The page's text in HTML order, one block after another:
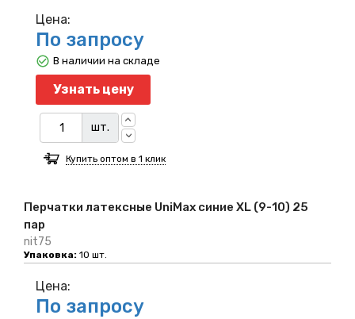
Перчатки латексные UniMax синие XL (9-10) 25
пар
nit75
Упаковка: 10 шт.
Цена:
По запросу
Узнать цену
шт.
В наличии на складе
Купить оптом в 1 клик
Цена:
По запросу